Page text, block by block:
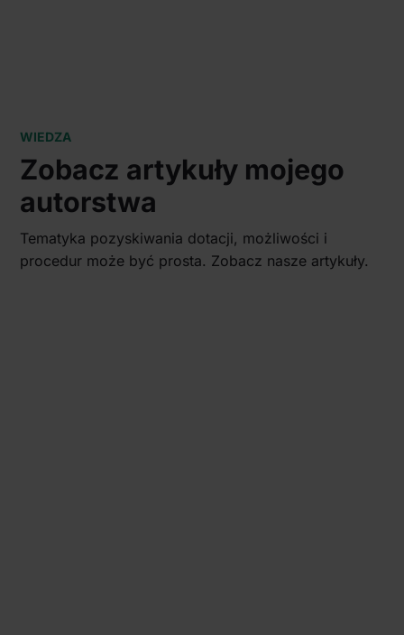
WIEDZA
Zobacz artykuły mojego
autorstwa
Tematyka pozyskiwania dotacji, możliwości i
procedur może być prosta. Zobacz nasze artykuły.